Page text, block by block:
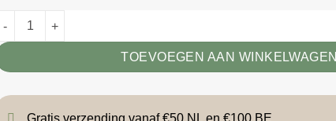
Boxpakje maantjes aantal
TOEVOEGEN AAN WINKELWAGEN
Gratis verzending vanaf €50 NL en €100 BE